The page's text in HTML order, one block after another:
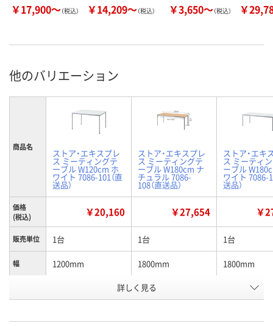
￥17,900～（税込） ￥14,209～（税込） ￥3,650～（税込） ￥
他のバリエーション
商品名
ストア・エキスプレ
ス ミーティングテ
ーブル W120cm ホ
ワイト 7086-101（直
送品）
ストア・エキスプレ
ス ミーティングテ
ーブル W180cm ナ
チュラル 7086-
108（直送品）
ストア・エキ
ス ミーティ
ーブル
ワイト 7086-
送品）
価格
(税込)
￥20,160 ￥27,654 ￥
販売単位 1台 1台 1台
幅 1200mm 1800mm 1800mm
ナチュラル ホワイト
号
詳しく見る